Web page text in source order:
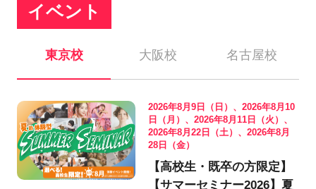
イベント
東京校 大阪校 名古屋校
2026年8月9日（日）、2026年8月10
日（月）、2026年8月11日（火）、
2026年8月22日（土）、2026年8月
28日（金）
【高校生・既卒の方限定】
【サマーセミナー2026】夏